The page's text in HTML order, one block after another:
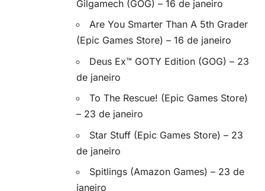
Gilgamech (GOG) – 16 de janeiro
Are You Smarter Than A 5th Grader
(Epic Games Store) – 16 de janeiro
Deus Ex™ GOTY Edition (GOG) – 23
de janeiro
To The Rescue! (Epic Games Store)
– 23 de janeiro
Star Stuff (Epic Games Store) – 23
de janeiro
Spitlings (Amazon Games) – 23 de
janeiro